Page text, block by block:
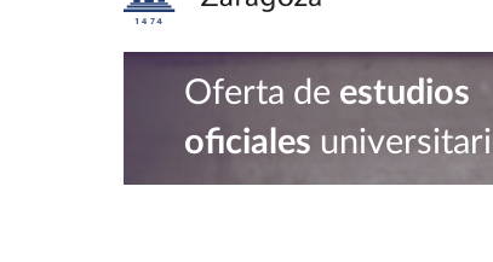
Oferta de estudios
oficiales